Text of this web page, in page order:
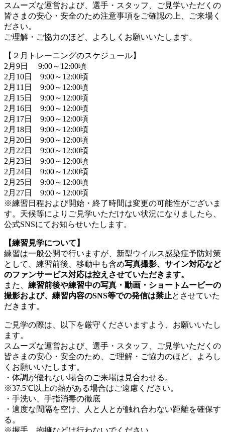
スムーズな運営および、選手・スタッフ、ご見学いただくの
皆さまの安心・安全のため注意事項をご確認の上、ご来場く
ださい。
ご理解・ご協力のほど、よろしくお願いいたします。
【２月トレーニングのスケジュール】
2月9日 9:00～12:00頃
2月10日 9:00～12:00頃
2月11日 9:00～12:00頃
2月15日 9:00～12:00頃
2月16日 9:00～12:00頃
2月17日 9:00～12:00頃
2月18日 9:00～12:00頃
2月20日 9:00～12:00頃
2月22日 9:00～12:00頃
2月23日 9:00～12:00頃
2月24日 9:00～12:00頃
2月25日 9:00～12:00頃
2月27日 9:00～12:00頃
※練習日程および開始・終了時間は変更の可能性がございま
す。天候等によりご見学いただけない状況になりましたら、
公式SNSにてお知らせいたします。
【練習見学について】
練習は一般公開で行いますが、新型ウイルス感染症予防対策
として、練習前後、移動中も含め写真撮影、サイン対応など
のファンサービス対応は控えさせていただきます。
また、 練習前後や練習中の写真・動画・ショートムービーの
撮影および、練習内容のSNS等での発信は禁止とさせていた
だきます。
ご見学の際は、以下を厳守くださいますよう、お願いいたし
ます。
スムーズな運営および、選手・スタッフ、ご見学いただくの
皆さまの安心・安全のため、ご理解・ご協力のほど、よろし
くお願いいたします。
・体調が優れない場合のご来場は見合わせる。
※37.5℃以上の熱がある場合はご遠慮ください。
・手洗い、手指消毒の徹底
・適度な間隔を空け、人と人とが触れ合わない距離を確保す
る。